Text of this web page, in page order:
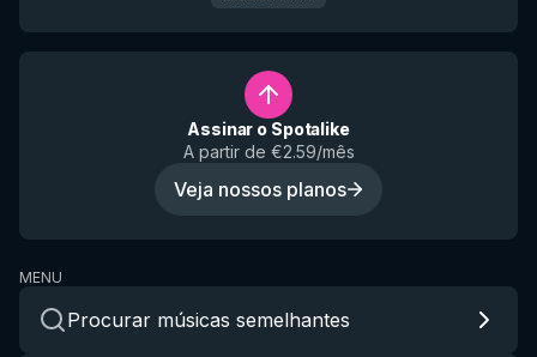
Assinar o Spotalike
A partir de €2.59/mês
Veja nossos planos
MENU
Procurar músicas semelhantes